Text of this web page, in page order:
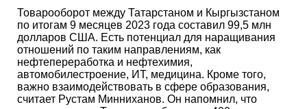
Товарооборот между Татарстаном и Кыргызстаном
по итогам 9 месяцев 2023 года составил 99,5 млн
долларов США. Есть потенциал для наращивания
отношений по таким направлениям, как
нефтепереработка и нефтехимия,
автомобилестроение, ИТ, медицина. Кроме того,
важно взаимодействовать в сфере образования,
считает Рустам Минниханов. Он напомнил, что